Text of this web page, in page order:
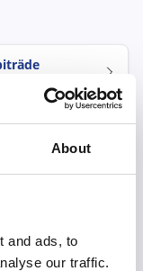
About
and ads, to
our traffic.